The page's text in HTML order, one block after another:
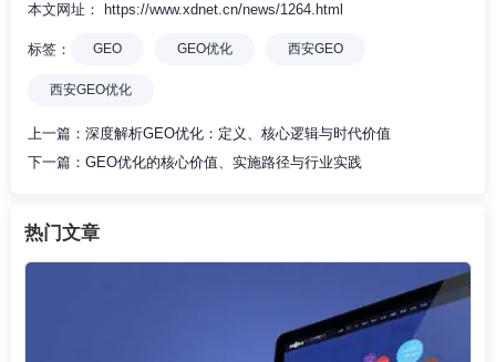
本文网址： https://www.xdnet.cn/news/1264.html
标签： GEO GEO优化 西安GEO
西安GEO优化
上一篇： 深度解析GEO优化：定义、核心逻辑与时代价值
下一篇： GEO优化的核心价值、实施路径与行业实践
热门文章